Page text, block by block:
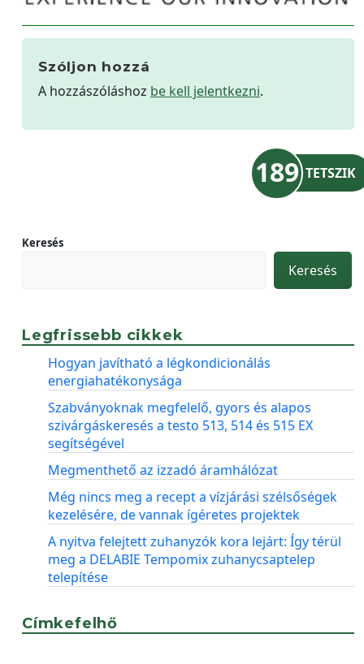
Szóljon hozzá
A hozzászóláshoz be kell jelentkezni.
189 TETSZIK
Keresés
Keresés
Legfrissebb cikkek
Hogyan javítható a légkondicionálás
energiahatékonysága
Szabványoknak megfelelő, gyors és alapos
szivárgáskeresés a testo 513, 514 és 515 EX
segítségével
Megmenthető az izzadó áramhálózat
Még nincs meg a recept a vízjárási szélsőségek
kezelésére, de vannak ígéretes projektek
A nyitva felejtett zuhanyzók kora lejárt: Így térül
meg a DELABIE Tempomix zuhanycsaptelep
telepítése
Címkefelhő